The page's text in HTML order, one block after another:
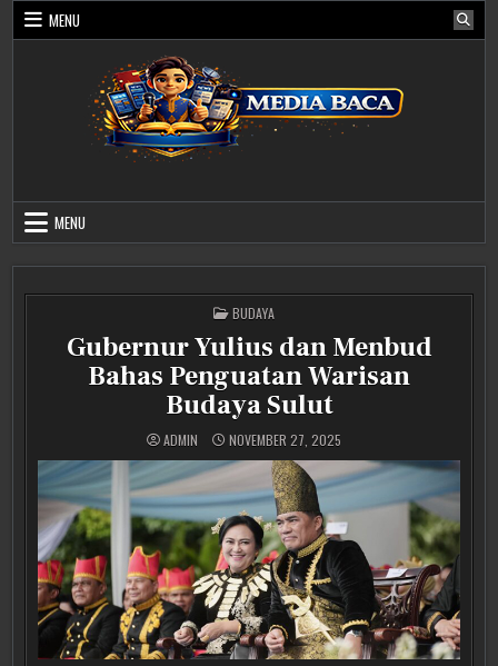
Skip
MENU
MENU
POSTED
IN
BUDAYA
Gubernur Yulius dan Menbud
Bahas Penguatan Warisan
Budaya Sulut
ADMIN NOVEMBER 27, 2025